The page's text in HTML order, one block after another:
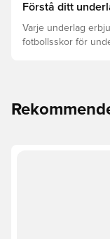
Förstå ditt
Varje underlag
fotbollsskor för